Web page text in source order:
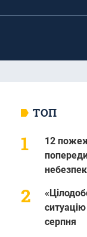
ТОП
12
серпня